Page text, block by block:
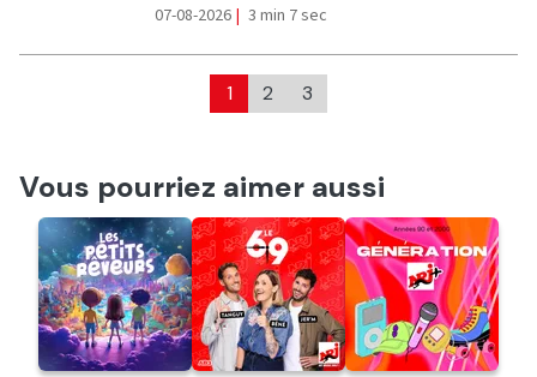
07-08-2026 | 3 min 7 sec
1 2 3
Vous pourriez aimer aussi